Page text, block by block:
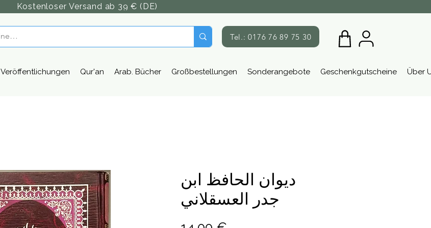
Kostenloser Versand ab 39 € (DE)
Tel.: 0176 76 89 75 30
Veröffentlichungen Qur'an Arab. Bücher Großbestellungen Sonderangebote Geschenkgutscheine Über
ديوان الحافظ ابن
جدر العسقلاني